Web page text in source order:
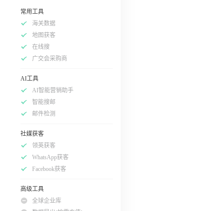
常用工具
海关数据
地图获客
在线搜
广交会采购商
AI工具
AI智能营销助手
智能搜邮
邮件检测
社媒获客
领英获客
WhatsApp获客
Facebook获客
高级工具
全球企业库